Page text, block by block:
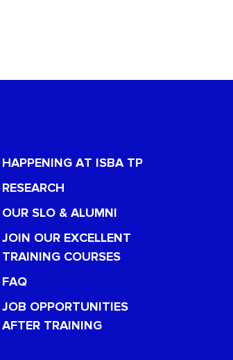
HAPPENING AT ISBA TP
RESEARCH
OUR SLO & ALUMNI
JOIN OUR EXCELLENT
TRAINING COURSES
FAQ
JOB OPPORTUNITIES
AFTER TRAINING